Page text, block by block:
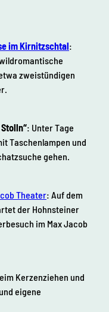
im Kirnitzschtal:
zweistündigen
: Unter Tage
Taschenlampen und
gehen.
Theater: Auf dem
der Hohnsteiner
im Max Jacob
Kerzenziehen und
eigene